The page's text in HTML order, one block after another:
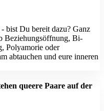
bist Du bereit dazu? Ganz
Beziehungsöffnung, Bi-
Polyamorie oder
abtauchen und eure inneren
queere Paare auf der